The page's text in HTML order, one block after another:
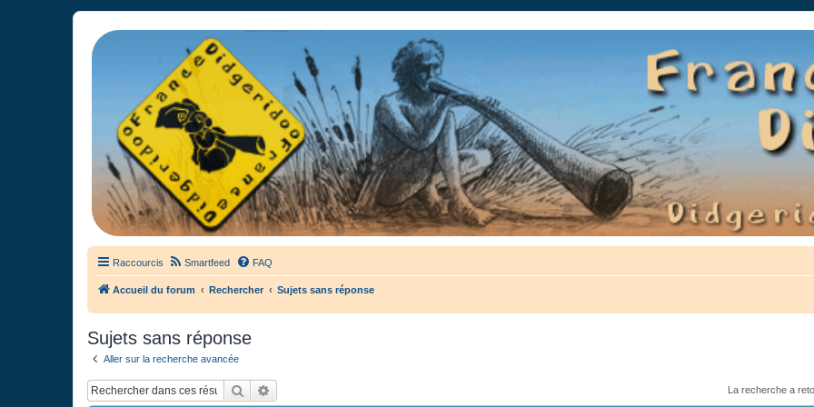
France Didgeridoo
Didgeridoo et Guimbarde sur France Didgeridoo - retrouvez la communauté.
Raccourcis Smartfeed FAQ
Accueil du forum Rechercher Sujets sans réponse
Sujets sans réponse
Aller sur la recherche avancée
Rechercher La recherche a